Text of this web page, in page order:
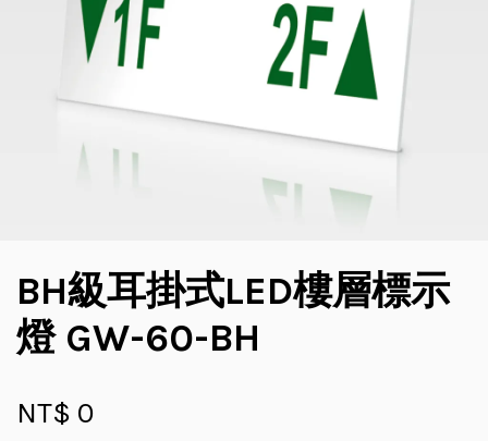
BH級耳掛式LED樓層標示
燈 GW-60-BH
NT$ 0